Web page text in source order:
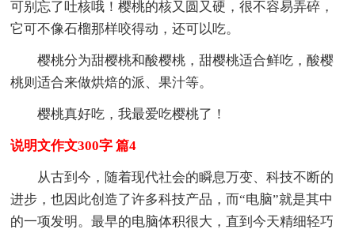
可别忘了吐核哦！樱桃的核又圆又硬，很不容易弄碎，
它可不像石榴那样咬得动，还可以吃。
樱桃分为甜樱桃和酸樱桃，甜樱桃适合鲜吃，酸樱
桃则适合来做烘焙的派、果汁等。
樱桃真好吃，我最爱吃樱桃了！
说明文作文300字 篇4
从古到今，随着现代社会的瞬息万变、科技不断的
进步，也因此创造了许多科技产品，而“电脑”就是其中
的一项发明。最早的电脑体积很大，直到今天精细轻巧